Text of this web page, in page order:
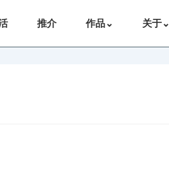
推介 作品⌄ 关于⌄